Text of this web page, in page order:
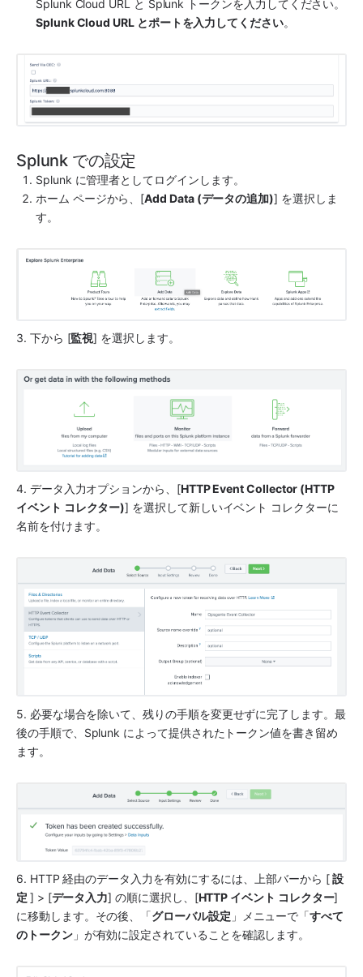
Splunk Cloud URL と Splunk トークンを入力してください。
Splunk Cloud URL とポートを入力してください。
Splunk での設定
Splunk に管理者としてログインします。
ホーム ページから、[Add Data (データの追加)] を選択しま
す。
3. 下から [監視] を選択します。
4. データ入力オプションから、[HTTP Event Collector (HTTP
イベント コレクター)] を選択して新しいイベント コレクターに
名前を付けます。
5. 必要な場合を除いて、残りの手順を変更せずに完了します。最
後の手順で、 Splunk によって提供されたトークン値を書き留め
ます。
6. HTTP 経由のデータ入力を有効にするには、上部バーから [ 設
定 ] > [データ入力] の順に選択し、[HTTP イベント コレクター]
に移動します。その後、「グローバル設定 」メニューで「すべて
のトークン」が有効に設定されていることを確認します。